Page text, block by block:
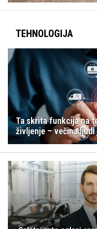
TEHNOLOGIJA
Ta skrita funkcija na
življenje – večina